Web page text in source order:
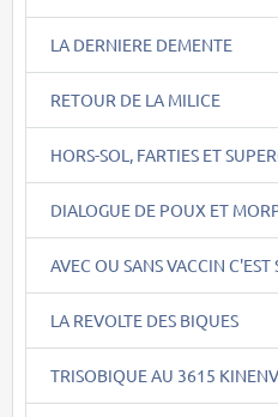
LA DERNIERE DEMENTE
RETOUR DE LA MILICE
HORS-SOL, FARTIES ET
DIALOGUE DE POUX ET
AVEC OU SANS VACCIN C'EST
LA REVOLTE DES BIQUES
TRISOBIQUE AU 3615